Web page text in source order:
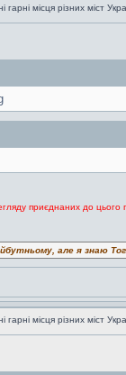
гарні місця різних міст
приєднаних до цього
але я знаю
гарні місця різних міст